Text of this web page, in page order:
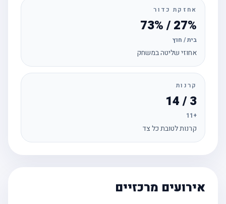
אחזקת כדור
27% / 73%
בית / חוץ
אחוזי שליטה במשחק
קרנות
3 / 14
קרנות לטובת כל צד
אירועים מרכזיים